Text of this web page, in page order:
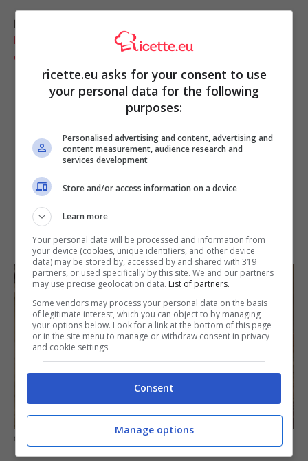
LEGGI ANCHE:
MasterChef: “Non tornerei indietro”, parole
durissime
Crotto Valtellina. Fonte: Instagram
ricette.eu asks for your consent to use
your personal data for the following
purposes:
Personalised advertising and content, advertising and
content measurement, audience research and
services development
Store and/or access information on a device
Learn more
Your personal data will be processed and information from
your device (cookies, unique identifiers, and other device
data) may be stored by, accessed by and shared with 319
partners, or used specifically by this site. We and our partners
may use precise geolocation data. List of partners.
Some vendors may process your personal data on the basis
of legitimate interest, which you can object to by managing
your options below. Look for a link at the bottom of this page
or in the site menu to manage or withdraw consent in privacy
and cookie settings.
Consent
Manage options